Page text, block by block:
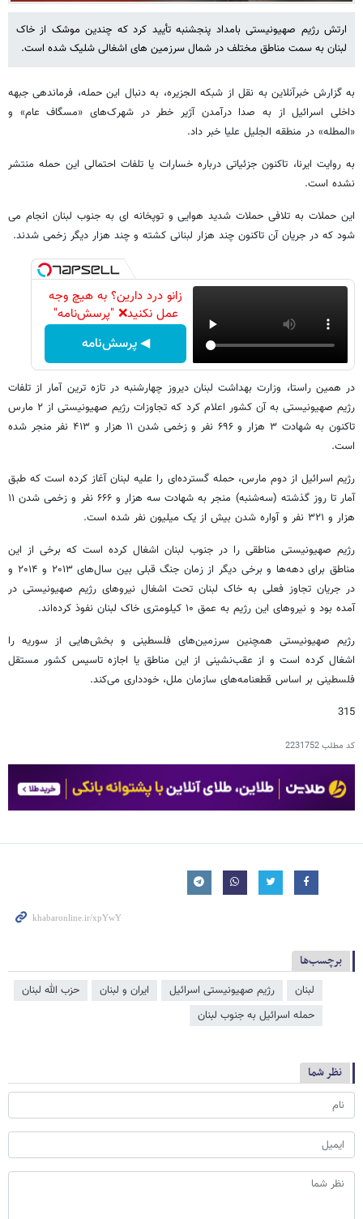
ارتش رژیم صهیونیستی بامداد پنجشنبه تأیید کرد که چندین موشک از خاک
لبنان به سمت مناطق مختلف در شمال سرزمین های اشغالی شلیک شده است.
به گزارش خبرآنلاین به نقل از شبکه الجزیره، به دنبال این حمله، فرماندهی جبهه
داخلی اسرائیل از به صدا درآمدن آژیر خطر در شهرک‌های «مسگاف عام» و
«المطله» در منطقه الجلیل علیا خبر داد.
به روایت ایرنا، تاکنون جزئیاتی درباره خسارات یا تلفات احتمالی این حمله منتشر
نشده است.
این حملات به تلافی حملات شدید هوایی و توپخانه ای به جنوب لبنان انجام می
شود که در جریان آن تاکنون چند هزار لبنانی کشته و چند هزار دیگر زخمی شدند.
زانو درد دارین؟ به هیچ وجه
عمل نکنید❌ "پرسش‌نامه"
◀ پرسش‌نامه
در همین راستا، وزارت بهداشت لبنان دیروز چهارشنبه در تازه ترین آمار از تلفات
رژیم صهیونیستی به آن کشور اعلام کرد که تجاوزات رژیم صهیونیستی از ۲ مارس
تاکنون به شهادت ۳ هزار و ۶۹۶ نفر و زخمی شدن ۱۱ هزار و ۴۱۳ نفر منجر شده
است.
رژیم اسرائیل از دوم مارس، حمله گسترده‌ای را علیه لبنان آغاز کرده است که طبق
آمار تا روز گذشته (سه‌شنبه) منجر به شهادت سه هزار و ۶۶۶ نفر و زخمی شدن ۱۱
هزار و ۳۲۱ نفر و آواره شدن بیش از یک میلیون نفر شده است.
رژیم صهیونیستی مناطقی را در جنوب لبنان اشغال کرده است که برخی از این
مناطق برای دهه‌ها و برخی دیگر از زمان جنگ قبلی بین سال‌های ۲۰۱۳ و ۲۰۱۴ و
در جریان تجاوز فعلی به خاک لبنان تحت اشغال نیروهای رژیم صهیونیستی در
آمده بود و نیروهای این رژیم به عمق ۱۰ کیلومتری خاک لبنان نفوذ کرده‌اند.
رژیم صهیونیستی همچنین سرزمین‌های فلسطینی و بخش‌هایی از سوریه را
اشغال کرده است و از عقب‌نشینی از این مناطق یا اجازه تاسیس کشور مستقل
فلسطینی بر اساس قطعنامه‌های سازمان ملل، خودداری می‌کند.
315
کد مطلب2231752
برچسب‌ها
لبنان رژیم صهیونیستی اسرائیل ایران و لبنان
حزب الله لبنان
حمله اسرائیل به جنوب لبنان
نظر شما